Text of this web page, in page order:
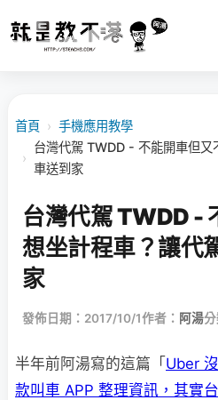
首頁 › 手機應用教學
›
台灣代駕 TWDD - 不能開車但又
車送到家
台灣代駕 TWDD -
想坐計程車？讓代
家
發佈日期：2017/10/1作者： 阿湯分
半年前阿湯寫的這篇「 Uber
款叫車 APP 整理資訊，其實